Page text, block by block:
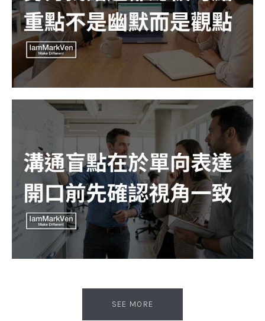
SEE MORE